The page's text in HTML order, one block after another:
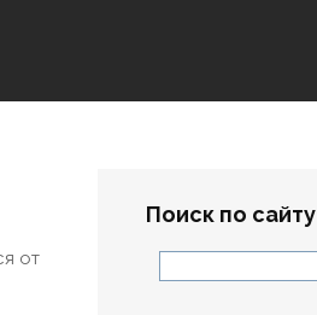
от
Поиск по сайту